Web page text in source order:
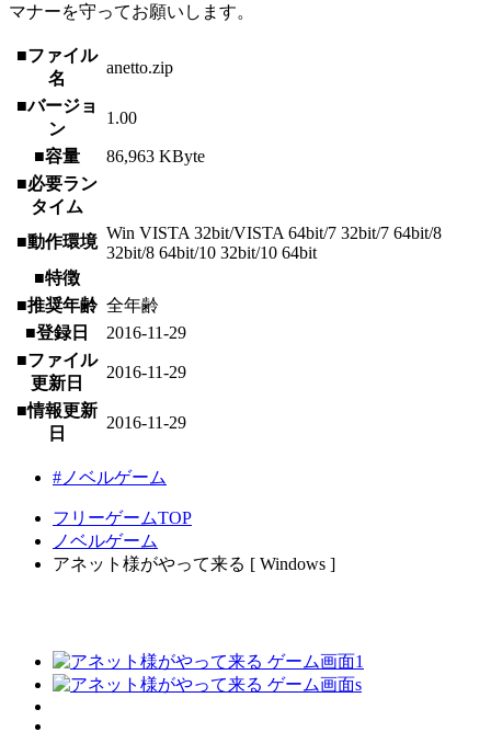
マナーを守ってお願いします。
■ファイル
名
anetto.zip
■バージョ
ン
1.00
■容量
86,963 KByte
■必要ラン
タイム
■動作環境 Win VISTA 32bit/VISTA 64bit/7 32bit/7 64bit/8
32bit/8 64bit/10 32bit/10 64bit
■特徴
■推奨年齢 全年齢
■登録日
2016-11-29
■ファイル
更新日
2016-11-29
■情報更新
日
2016-11-29
#ノベルゲーム
フリーゲームTOP
ノベルゲーム
アネット様がやって来る [ Windows ]